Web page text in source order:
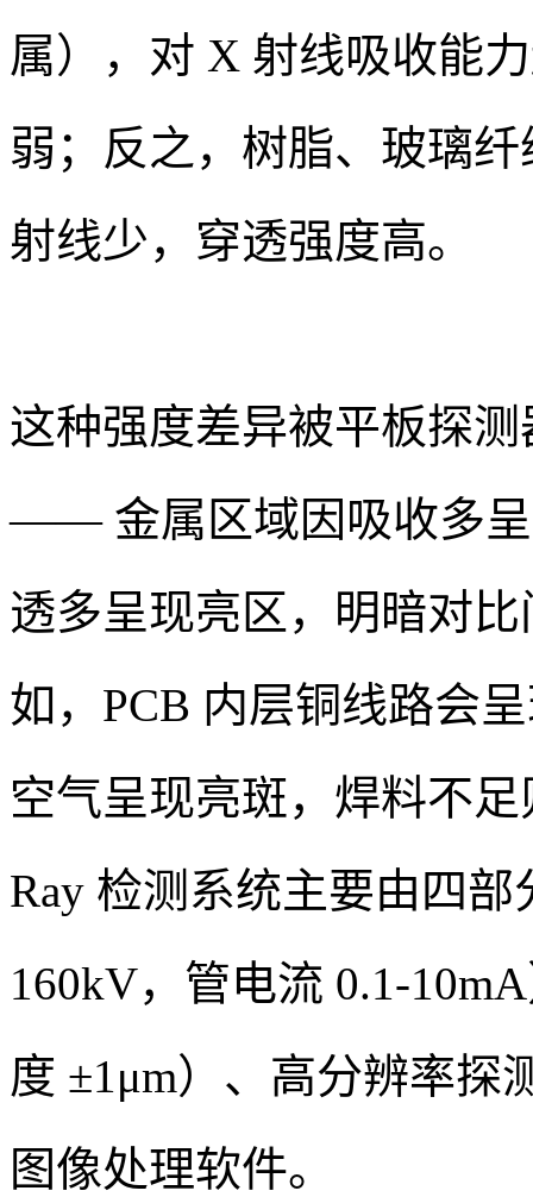
属），对 X 射线吸收能
弱；反之，树脂、玻璃
射线少，穿透强度高。
这种强度差异被平板探
—— 金属区域因吸收多呈
透多呈现亮区，明暗对
如，PCB 内层铜线路会
空气呈现亮斑，焊料不
Ray 检测系统主要由四
160kV，管电流 0.1-
度 ±1μm）、高分辨率探
图像处理软件。